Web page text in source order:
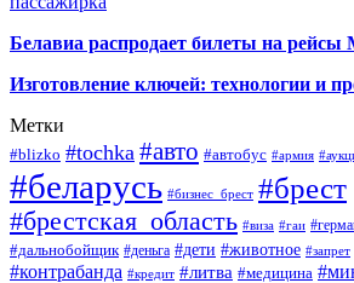
Белавиа распродает билеты на
Изготовление ключей: технологии и
Метки
#blizko #tochka #авто #автобус #армия
#беларусь #бизнес_брест #брест
#брестская_область #виза #гаи
#дальнобойщик #деньга #дети #животное #запрет
#контрабанда #кредит #литва #медицина